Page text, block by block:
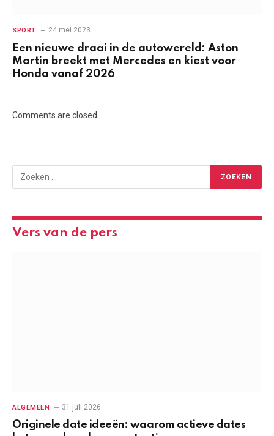
SPORT 24 mei 2023
Een nieuwe draai in de autowereld: Aston
Martin breekt met Mercedes en kiest voor
Honda vanaf 2026
Comments are closed.
Vers van de pers
ALGEMEEN 31 juli 2026
Originele date ideeën: waarom actieve dates